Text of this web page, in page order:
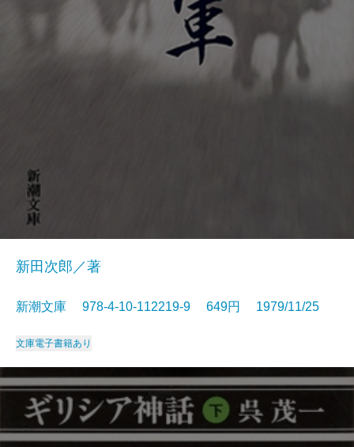
新田次郎／著
新潮文庫 978-4-10-112219-9 649円 1979/11/25
文庫電子書籍あり